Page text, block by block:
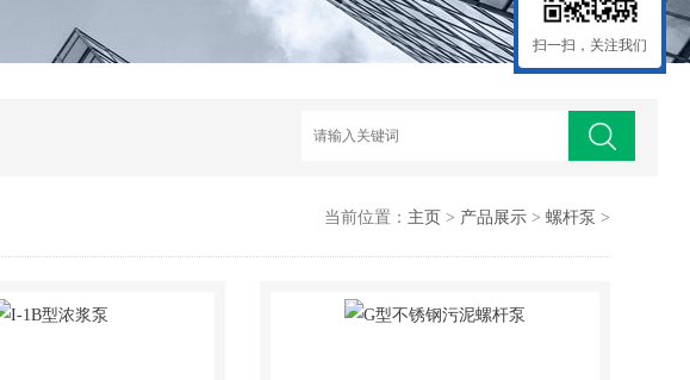
当前位置： 主页 > 产品展示> 螺杆泵 >
扫一扫，关注我们